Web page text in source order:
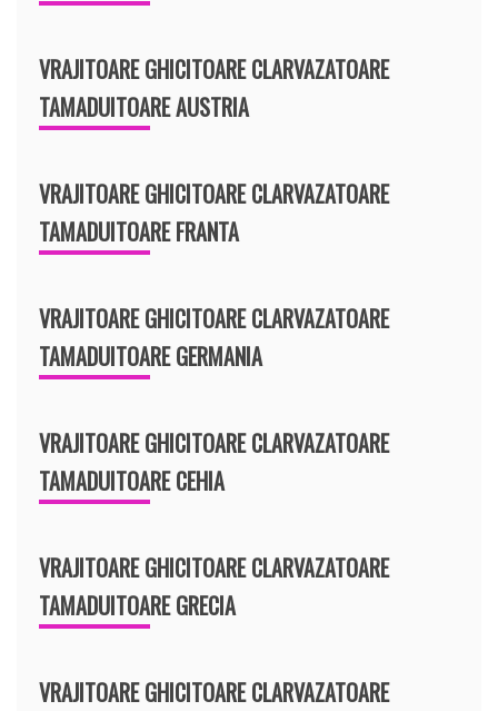
VRAJITOARE GHICITOARE CLARVAZATOARE
TAMADUITOARE AUSTRIA
VRAJITOARE GHICITOARE CLARVAZATOARE
TAMADUITOARE FRANTA
VRAJITOARE GHICITOARE CLARVAZATOARE
TAMADUITOARE GERMANIA
VRAJITOARE GHICITOARE CLARVAZATOARE
TAMADUITOARE CEHIA
VRAJITOARE GHICITOARE CLARVAZATOARE
TAMADUITOARE GRECIA
VRAJITOARE GHICITOARE CLARVAZATOARE